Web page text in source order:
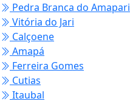
Pedra Branca do Amapari
Vitória do Jari
Calçoene
Amapá
Ferreira Gomes
Cutias
Itaubal